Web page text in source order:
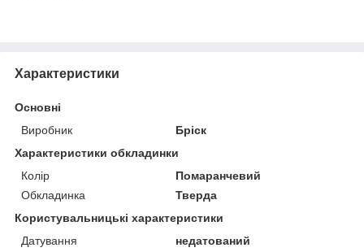
Характеристики
Основні
Виробник
Бріск
Характеристики обкладинки
Колір
Помаранчевий
Обкладинка
Тверда
Користувальницькі характеристики
Датування
недатований